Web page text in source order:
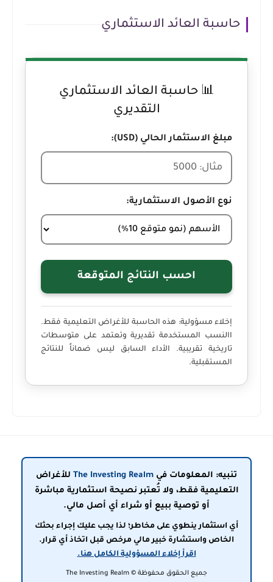
حاسبة العائد الاستثماري
📊 حاسبة العائد الاستثماري
التقديري
مبلغ الاستثمار الحالي (USD):
نوع الأصول الاستثمارية:
احسب النتائج المتوقعة
إخلاء مسؤولية: هذه الحاسبة للأغراض التعليمية فقط.
االنسب المستخدمة تقديرية وتعتمد على متوسطات
تاريخية تقريبية. الأداء السابق ليس ضماناً للنتائج
المستقبلية.
تنبيه: المعلومات في The Investing Realm للأغراض
التعليمية فقط، ولا تُعتبر نصيحة استثمارية مباشرة
أو توصية ببيع أو شراء أي أصل مالي.
أي استثمار ينطوي على مخاطر؛ لذا يجب عليك إجراء بحثك
الخاص واستشارة خبير مالي مرخص قبل اتخاذ أي قرار.
اقرأ إخلاء المسؤولية الكامل هنا.
جميع الحقوق محفوظة © The Investing Realm